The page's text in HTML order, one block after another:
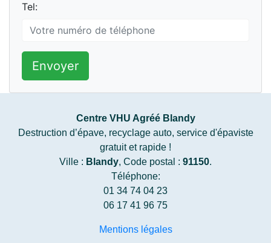
Tel:
Envoyer
Centre VHU Agréé Blandy
Destruction d’épave, recyclage auto, service d'épaviste
gratuit et rapide !
Ville : Blandy, Code postal : 91150.
Téléphone:
01 34 74 04 23
06 17 41 96 75
Mentions légales